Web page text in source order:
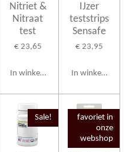
Nitriet &
Nitraat
test
€ 23,65
In winkelwagen
IJzer
teststrips
Sensafe
€ 23,95
In winkelwagen
Sale!
favoriet in
onze
webshop